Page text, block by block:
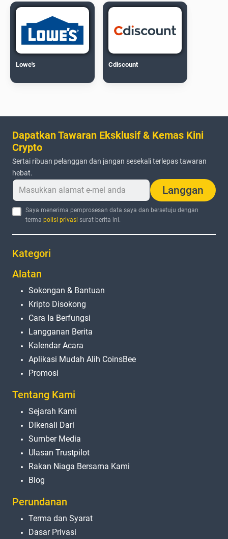
Lowe's Cdiscount
Dapatkan Tawaran Eksklusif & Kemas Kini
Crypto
Sertai ribuan pelanggan dan jangan sesekali terlepas tawaran
hebat.
Langgan
Saya menerima pemprosesan data saya dan bersetuju dengan
termapolisi privasi surat berita ini.
Kategori
Alatan
Sokongan & Bantuan
Kripto Disokong
Cara Ia Berfungsi
Langganan Berita
Kalendar Acara
Aplikasi Mudah Alih CoinsBee
Promosi
Tentang Kami
Sejarah Kami
Dikenali Dari
Sumber Media
Ulasan Trustpilot
Rakan Niaga Bersama Kami
Blog
Perundanan
Terma dan Syarat
Dasar Privasi